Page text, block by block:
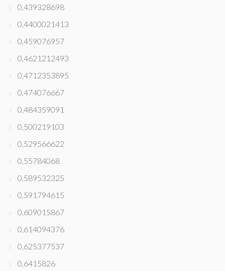
0,439328698
0,4400021413
0,459076957
0,4621212493
0,4712353895
0,474076667
0,484359091
0,500219103
0,529566622
0,55784068
0,589532325
0,591794615
0,609015867
0,614094376
0,625377537
0,6415826